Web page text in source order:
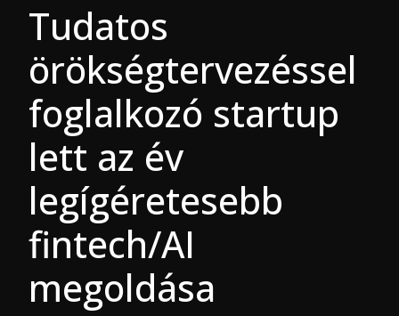
Tudatos
örökségtervezéssel
foglalkozó startup
lett az év
legígéretesebb
fintech/AI
megoldása